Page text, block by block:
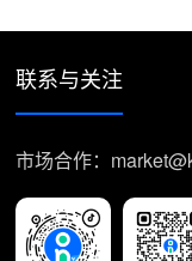
联系与关注
市场合作：